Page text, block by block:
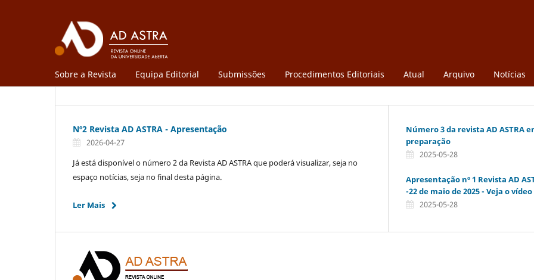
Sobre a Revista Equipa Editorial Submissões Procedimentos Editoriais Atual Arquivo Notícias
Nº2 Revista AD ASTRA - Apresentação
2026-04-27
Já está disponível o número 2 da Revista AD ASTRA que poderá visualizar, seja no
espaço notícias, seja no final desta página.
Ler Mais
Número 3 da revista AD ASTRA
preparação
2025-05-28
Apresentação nº 1 Revista AD
-22 de maio de 2025 - Veja o vídeo
2025-05-28